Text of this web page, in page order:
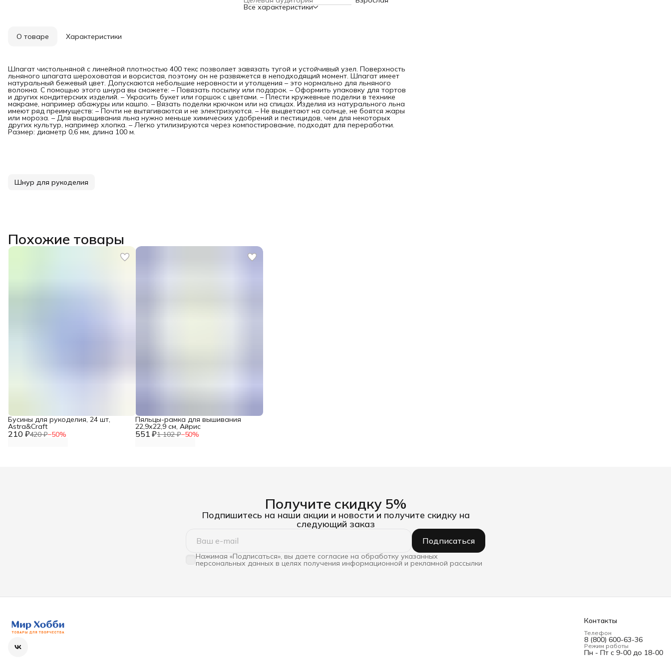
Все характеристики
О товаре Характеристики
Шпагат чистольняной с линейной плотностью 400 текс позволяет завязать тугой и устойчивый узел. Поверхность
льняного шпагата шероховатая и ворсистая, поэтому он не развяжется в неподходящий момент. Шпагат имеет
натуральный бежевый цвет. Допускаются небольшие неровности и утолщения – это нормально для льняного
волокна. С помощью этого шнура вы сможете: – Повязать посылку или подарок. – Оформить упаковку для тортов
и других кондитерских изделий. – Украсить букет или горшок с цветами. – Плести кружевные поделки в технике
макраме, например абажуры или кашпо. – Вязать поделки крючком или на спицах. Изделия из натурального льна
имеют ряд преимуществ: – Почти не вытягиваются и не электризуются. – Не выцветают на солнце, не боятся жары
или мороза. – Для выращивания льна нужно меньше химических удобрений и пестицидов, чем для некоторых
других культур, например хлопка. – Легко утилизируются через компостирование, подходят для переработки.
Размер: диаметр 0,6 мм, длина 100 м.
Шнур для рукоделия
Похожие товары
210 ₽420 ₽−50%
Бусины для рукоделия, 24 шт,
Astra&Craft
551 ₽1 102 ₽−50%
Пяльцы-рамка для вышивания
22,9х22,9 см, Айрис
Получите скидку 5%
Подпишитесь на наши акции и новости и получите скидку на
следующий заказ
Подписаться
Нажимая «Подписаться», вы даете согласие на обработку указанных
персональных данных в целях получения информационной и рекламной рассылки
Контакты
Телефон
8 (800) 600-63-36
Режим работы
Пн - Пт с 9-00 до 18-00